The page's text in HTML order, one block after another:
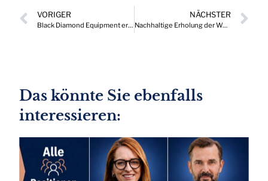
VORIGER
Black Diamond Equipment ernennt neuen General Manager für Europa
NÄCHSTER
Nachhaltige Erholung der Weltwirtschaft – Aktienmärkte auf Rekordjagd
Das könnte Sie ebenfalls
interessieren: